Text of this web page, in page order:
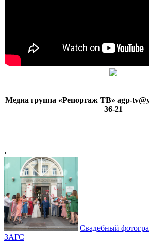
Медиа группа «Репортаж ТВ» agp-
36-21
‹
Свадебный
ЗАГС